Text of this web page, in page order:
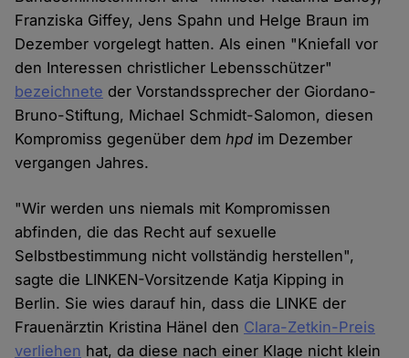
Franziska Giffey, Jens Spahn und Helge Braun im
Dezember vorgelegt hatten. Als einen "Kniefall vor
den Interessen christlicher Lebensschützer"
bezeichnete der Vorstandssprecher der Giordano-
Bruno-Stiftung, Michael Schmidt-Salomon, diesen
Kompromiss gegenüber demhpd im Dezember
vergangen Jahres.
"Wir werden uns niemals mit Kompromissen
abfinden, die das Recht auf sexuelle
Selbstbestimmung nicht vollständig herstellen",
sagte die LINKEN-Vorsitzende Katja Kipping in
Berlin. Sie wies darauf hin, dass die LINKE der
Frauenärztin Kristina Hänel den Clara-Zetkin-Preis
verliehen hat, da diese nach einer Klage nicht klein